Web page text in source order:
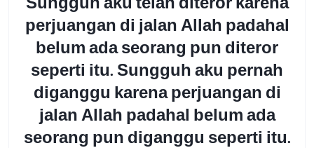
perjuangan di jalan Allah padahal
belum ada seorang pun diteror
seperti itu. Sungguh aku pernah
diganggu karena perjuangan di
jalan Allah padahal belum ada
seorang pun diganggu seperti itu.